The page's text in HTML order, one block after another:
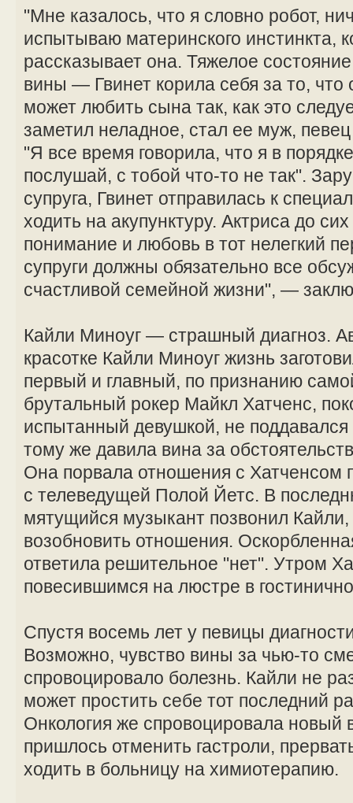
"Мне казалось, что я словно робот,
испытываю материнского инстинкта,
рассказывает она. Тяжелое
вины — Гвинет корила себя за то, что
может любить сына так, как это
заметил неладное, стал ее муж,
"Я все время говорила, что я в
послушай, с тобой что-то не так".
супруга, Гвинет отправилась к
ходить на акупунктуру. Актриса до
понимание и любовь в тот нелегкий
супруги должны обязательно все
счастливой семейной жизни", —
Кайли Миноуг — страшный диагноз.
красотке Кайли Миноуг жизнь
первый и главный, по признанию
брутальный рокер Майкл Хатченс,
испытанный девушкой, не
тому же давила вина за
Она порвала отношения с Хатченсом
с телеведущей Полой Йетс. В
мятущийся музыкант позвонил Кайли,
возобновить отношения.
ответила решительное "нет". Утром
повесившимся на люстре в
Спустя восемь лет у певицы
Возможно, чувство вины за чью-то
спровоцировало болезнь. Кайли не
может простить себе тот последний
Онкология же спровоцировала новый
пришлось отменить гастроли,
ходить в больницу на химиотерапию.